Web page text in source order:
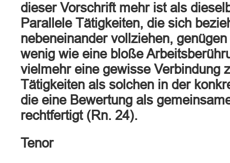
dieser Vorschrift mehr ist als
Parallele Tätigkeiten, die sich
nebeneinander vollziehen,
wenig wie eine bloße
vielmehr eine gewisse Verbindung
Tätigkeiten als solchen in der
die eine Bewertung als
rechtfertigt (Rn. 24).
Tenor